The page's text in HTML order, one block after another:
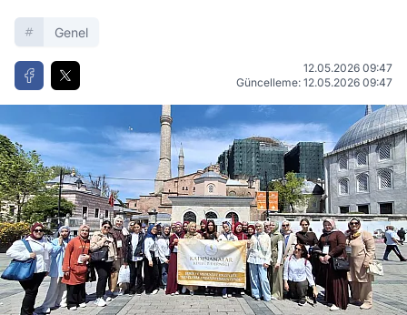
Genel
12.05.2026 09:47
Güncelleme: 12.05.2026 09:47